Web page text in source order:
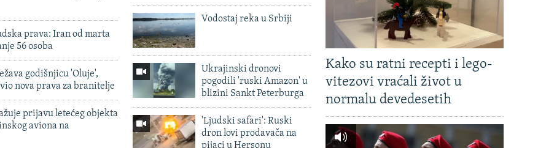
prava: Iran od marta
56 osoba
godišnjicu 'Oluje',
nova prava za branitelje
prijavu letećeg objekta
aviona na
Vodostaj reka u Srbiji
Ukrajinski dronovi
pogodili 'ruski Amazon' u
blizini Sankt Peterburga
'Ljudski safari': Ruski
dron lovi prodavača na
pijaci u Hersonu
Kako su ratni recepti i lego-
vitezovi vraćali život u
normalu devedesetih